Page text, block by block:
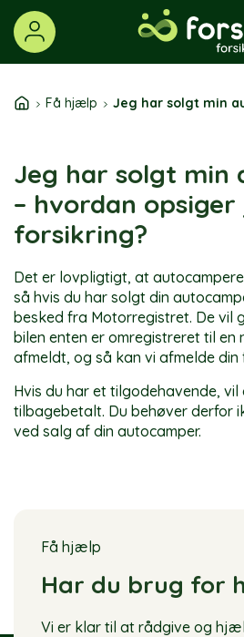
Skip
content
Få hjælp Jeg har solgt min autocamper –
Jeg har solgt min
– hvordan opsiger
forsikring?
Det er lovpligtigt, at
så hvis du har solgt din
besked fra Motorregistret. De vil
bilen enten er omregistreret til en
afmeldt, og så kan vi afmelde din
Hvis du har et tilgodehavende, vil
tilbagebetalt. Du behøver derfor
ved salg af din autocamper.
Få hjælp
Har du brug for
Vi er klar til at rådgive og